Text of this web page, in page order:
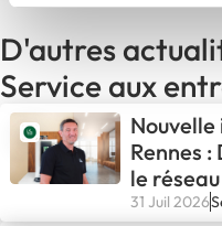
D'autres
Service aux
Rennes
le
31 Juil 2026